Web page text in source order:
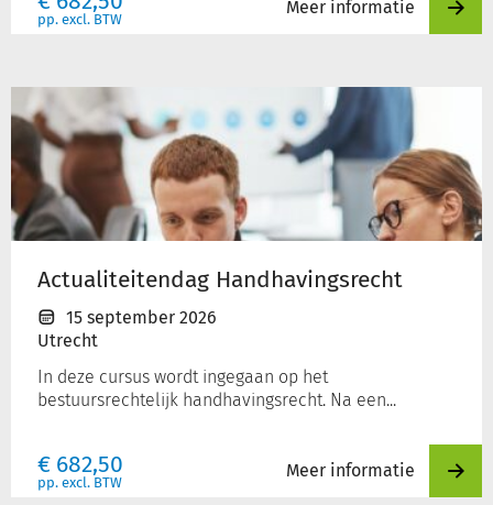
pp. excl. BTW
Meer informatie
Actualiteitendag Handhavingsrecht
15 september 2026
Utrecht
In deze cursus wordt ingegaan op het
bestuursrechtelijk handhavingsrecht. Na een...
€ 682,50
pp. excl. BTW
Meer informatie
Actualiteitendag
Handhavingsrecht